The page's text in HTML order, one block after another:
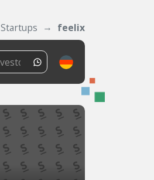
Startups feelix